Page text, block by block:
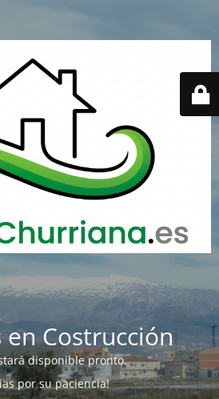
en Costrucción
disponible pronto.
por su paciencia!